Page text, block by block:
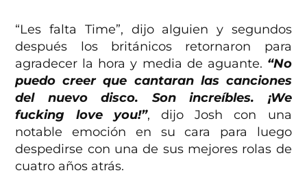
“Les falta Time”, dijo alguien y segundos
después los británicos retornaron para
agradecer la hora y media de aguante. “No
puedo creer que cantaran las canciones
del nuevo disco. Son increíbles. ¡We
fucking love you!”, dijo Josh con una
notable emoción en su cara para luego
despedirse con una de sus mejores rolas de
cuatro años atrás.